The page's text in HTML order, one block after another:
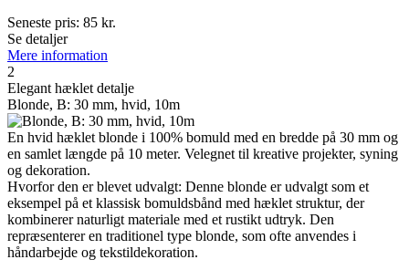
Seneste pris: 85 kr.
Se detaljer
Mere information
2
Elegant hæklet detalje
Blonde, B: 30 mm, hvid, 10m
En hvid hæklet blonde i 100% bomuld med en bredde på 30 mm og
en samlet længde på 10 meter. Velegnet til kreative projekter, syning
og dekoration.
Hvorfor den er blevet udvalgt: Denne blonde er udvalgt som et
eksempel på et klassisk bomuldsbånd med hæklet struktur, der
kombinerer naturligt materiale med et rustikt udtryk. Den
repræsenterer en traditionel type blonde, som ofte anvendes i
håndarbejde og tekstildekoration.